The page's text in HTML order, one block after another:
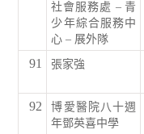
社會服務處 – 青
少年綜合服務中
心 – 展外隊
91 張家強
92
博愛醫院八十週
年鄧英喜中學